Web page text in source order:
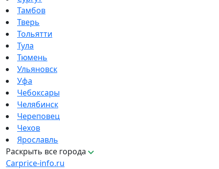
Тамбов
Тверь
Тольятти
Тула
Тюмень
Ульяновск
Уфа
Чебоксары
Челябинск
Череповец
Чехов
Ярославль
Раскрыть все города
Carprice-info.ru